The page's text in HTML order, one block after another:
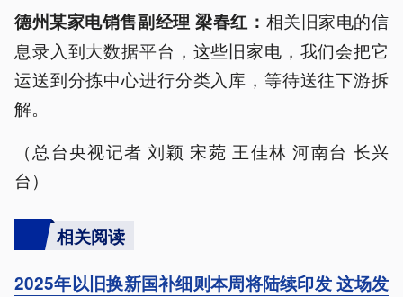
德州某家电销售副经理 梁春红： 相关旧家电的信
息录入到大数据平台，这些旧家电，我们会把它
运送到分拣中心进行分类入库，等待送往下游拆
解。
（总台央视记者 刘颖 宋菀 王佳林 河南台 长兴
台）
相关阅读
2025年以旧换新国补细则本周将陆续印发 这场发